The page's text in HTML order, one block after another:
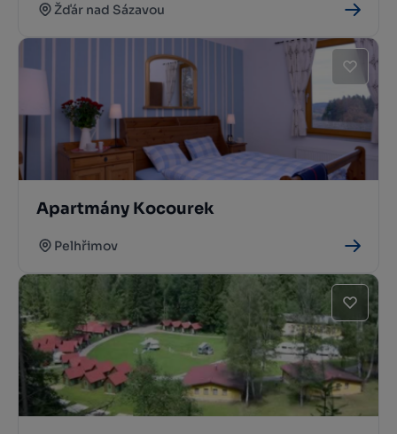
Žďár nad Sázavou
Apartmány Kocourek
Pelhřimov